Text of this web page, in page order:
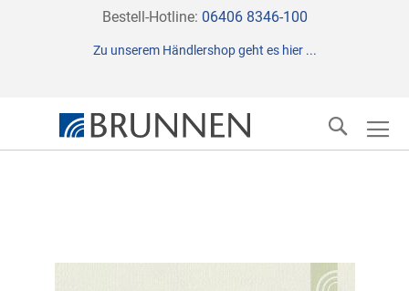
Direkt
Inhalt
Bestell-Hotline: 06406 8346-100
Zu unserem Händlershop geht es hier ...
Suche